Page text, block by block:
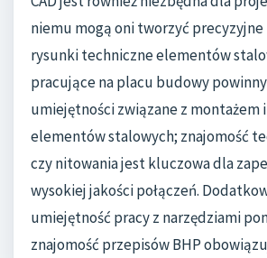
niemu mogą oni tworzyć precyzyjne
rysunki techniczne elementów
pracujące na placu budowy
umiejętności związane z montażem
elementów stalowych; znajomość
czy nitowania jest kluczowa dla
wysokiej jakości połączeń.
umiejętność pracy z narzędziami
znajomość przepisów BHP